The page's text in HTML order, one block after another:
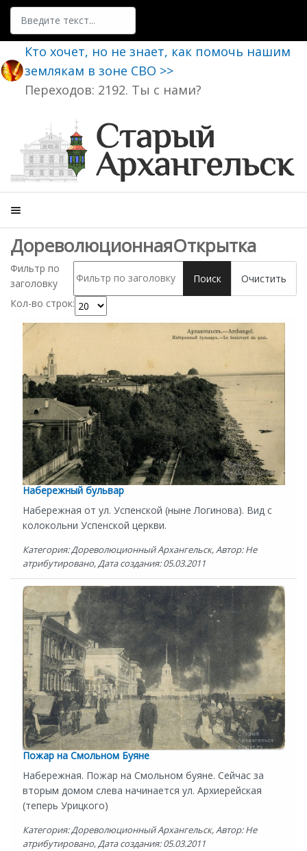
Поиск
Кто хочет, но не знает, как помочь нашим
землякам в зоне СВО >>
Переходов: 2192. Ты с нами?
ДореволюционнаяОткрытка
Фильтр по
заголовку
Поиск
Очистить
Кол-во строк:
Набережный бульвар
Набережная от ул. Успенской (ныне Логинова). Вид с
колокольни Успенской церкви.
Категория: Дореволюционный Архангельск, Автор: Не
атрибутировано, Дата создания: 05.03.2011
Пожар на Смольном Буяне
Набережная. Пожар на Смольном буяне. Сейчас за
вторым домом слева начинается ул. Архиерейская
(теперь Урицкого)
Категория: Дореволюционный Архангельск, Автор: Не
атрибутировано, Дата создания: 05.03.2011